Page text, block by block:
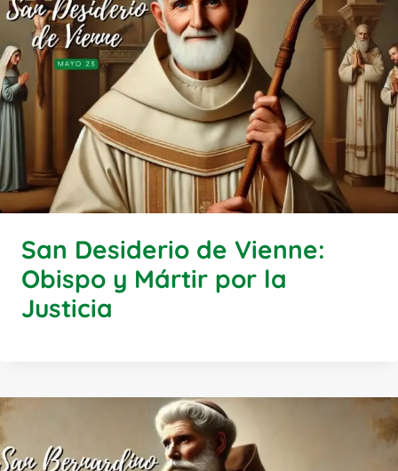
San Desiderio de Vienne:
Obispo y Mártir por la
Justicia